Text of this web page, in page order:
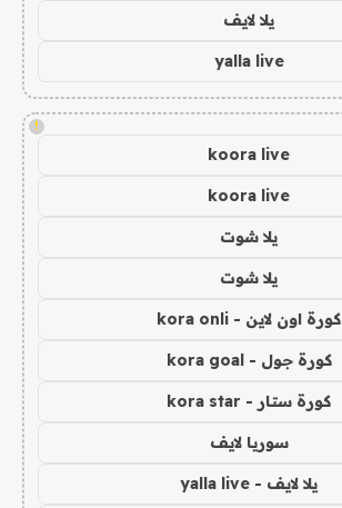
يلا لايف
yalla live
!
koora live
koora live
يلا شوت
يلا شوت
كورة اون لاين - kora onli
كورة جول - kora goal
كورة ستار - kora star
سوريا لايف
يلا لايف - yalla live